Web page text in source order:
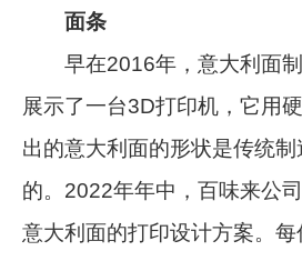
面条
早在2016年，意大利面制
展示了一台3D打印机，它用
出的意大利面的形状是传统
的。2022年年中，百味来公
意大利面的打印设计方案。